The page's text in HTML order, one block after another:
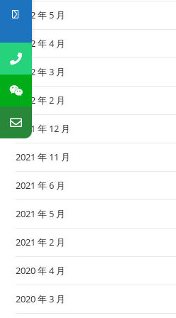
2022 年 5 月
2022 年 4 月
2022 年 3 月
2022 年 2 月
2021 年 12 月
2021 年 11 月
2021 年 6 月
2021 年 5 月
2021 年 2 月
2020 年 4 月
2020 年 3 月